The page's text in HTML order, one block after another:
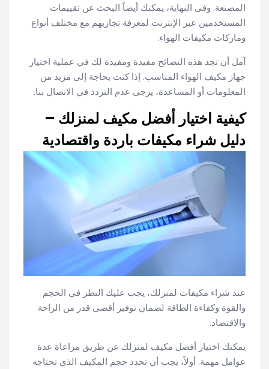
المصنعة. وفى النهاية، يمكنك أيضاً البحث عن تقييمات
المستخدمين عبر الإنترنت لمعرفة تجاربهم مع مختلف أنواع
وماركات مكيفات الهواء.
آمل أن تجد هذه النصائح مفيدة ومفيدة لك في عملية اختيار
جهاز مكيف الهواء المناسب. إذا كنت بحاجة إلى مزيد من
المعلومات أو المساعدة، يرجى عدم التردد في الاتصال بنا.
كيفية اختيار أفضل مكيف لمنزلك –
دليل شراء مكيفات باردة واقتصادية
عند شراء مكيفات لمنزلك، يجب عليك النظر في الحجم
والقوة وكفاءة الطاقة لضمان توفير أقصى قدر من الراحة
والاقتصاد.
يمكنك اختيار أفضل مكيف لمنزلك عن طريق مراعاة عدة
عوامل مهمة. أولاً، يجب أن تحدد حجم المكيف الذي تحتاجه